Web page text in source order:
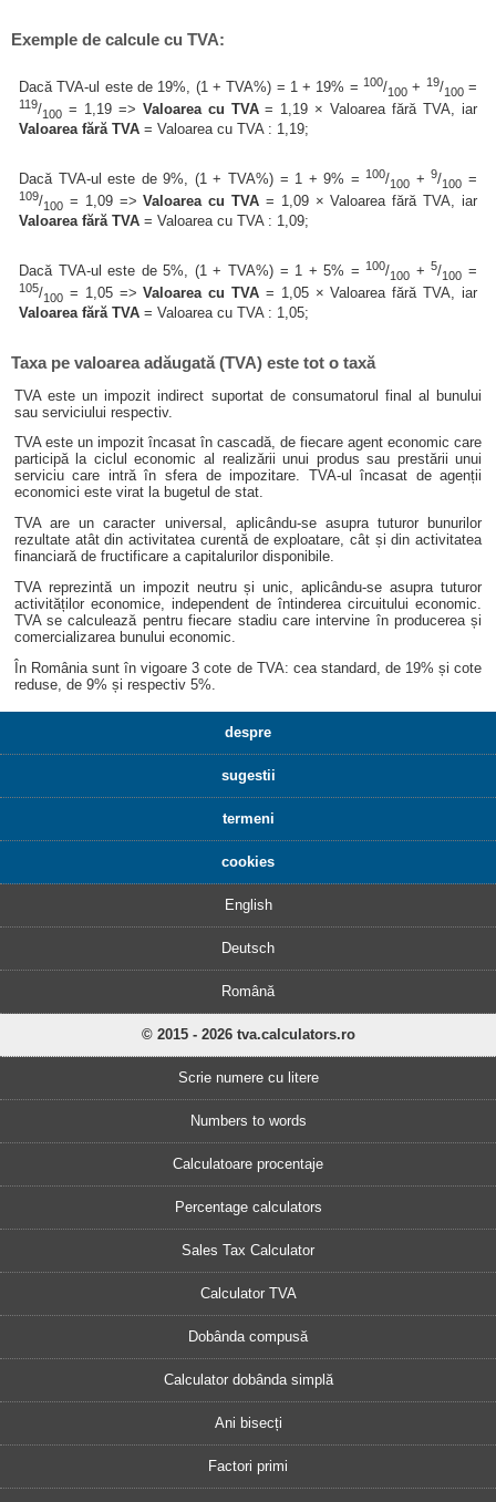
Exemple de calcule cu TVA:
Dacă TVA-ul este de 19%, (1 + TVA%) = 1 + 19% = 100/100+ 19/100=
119/100 = 1,19 => Valoarea cu TVA= 1,19 × Valoarea fără TVA, iar
Valoarea fără TVA = Valoarea cu TVA : 1,19;
Dacă TVA-ul este de 9%, (1 + TVA%) = 1 + 9% =100/100 +9/100 =
109/100 = 1,09 =>Valoarea cu TVA = 1,09 × Valoarea fără TVA, iar
Valoarea fără TVA = Valoarea cu TVA : 1,09;
Dacă TVA-ul este de 5%, (1 + TVA%) = 1 + 5% =100/100 +5/100 =
105/100 = 1,05 =>Valoarea cu TVA = 1,05 × Valoarea fără TVA, iar
Valoarea fără TVA = Valoarea cu TVA : 1,05;
Taxa pe valoarea adăugată (TVA) este tot o taxă
TVA este un impozit indirect suportat de consumatorul final al bunului
sau serviciului respectiv.
TVA este un impozit încasat în cascadă, de fiecare agent economic care
participă la ciclul economic al realizării unui produs sau prestării unui
serviciu care intră în sfera de impozitare. TVA-ul încasat de agenții
economici este virat la bugetul de stat.
TVA are un caracter universal, aplicându-se asupra tuturor bunurilor
rezultate atât din activitatea curentă de exploatare, cât și din activitatea
financiară de fructificare a capitalurilor disponibile.
TVA reprezintă un impozit neutru și unic, aplicându-se asupra tuturor
activităților economice, independent de întinderea circuitului economic.
TVA se calculează pentru fiecare stadiu care intervine în producerea și
comercializarea bunului economic.
În România sunt în vigoare 3 cote de TVA: cea standard, de 19% și cote
reduse, de 9% și respectiv 5%.
despre
sugestii
termeni
cookies
English
Deutsch
Română
© 2015 - 2026 tva.calculators.ro
Scrie numere cu litere
Numbers to words
Calculatoare procentaje
Percentage calculators
Sales Tax Calculator
Calculator TVA
Dobânda compusă
Calculator dobânda simplă
Ani bisecți
Factori primi